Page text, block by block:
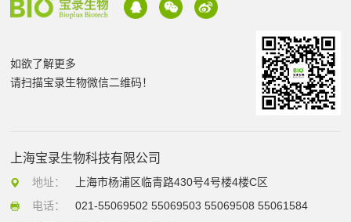
如欲了解更多
请扫描宝录生物微信二维码！
上海宝录生物科技有限公司
地址：
上海市杨浦区临青路430号4号楼4楼C区
电话：
021-55069502 55069503 55069508 55061584